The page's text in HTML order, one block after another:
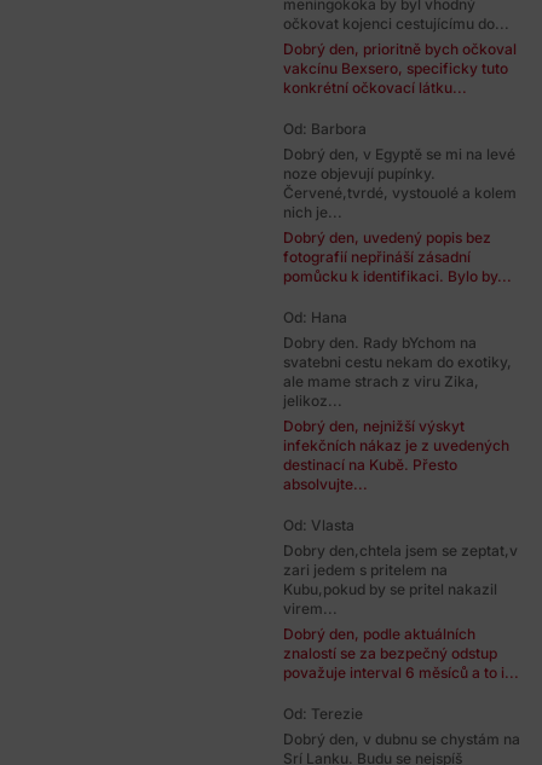
meningokoka by byl vhodný
očkovat kojenci cestujícímu do...
Dobrý den, prioritně bych očkoval
vakcínu Bexsero, specificky tuto
konkrétní očkovací látku...
Od: Barbora
Dobrý den, v Egyptě se mi na levé
noze objevují pupínky.
Červené,tvrdé, vystouolé a kolem
nich je...
Dobrý den, uvedený popis bez
fotografií nepřináší zásadní
pomůcku k identifikaci. Bylo by...
Od: Hana
Dobry den. Rady bYchom na
svatebni cestu nekam do exotiky,
ale mame strach z viru Zika,
jelikoz...
Dobrý den, nejnižší výskyt
infekčních nákaz je z uvedených
destinací na Kubě. Přesto
absolvujte...
Od: Vlasta
Dobry den,chtela jsem se zeptat,v
zari jedem s pritelem na
Kubu,pokud by se pritel nakazil
virem...
Dobrý den, podle aktuálních
znalostí se za bezpečný odstup
považuje interval 6 měsíců a to i...
Od: Terezie
Dobrý den, v dubnu se chystám na
Srí Lanku. Budu se nejspíš